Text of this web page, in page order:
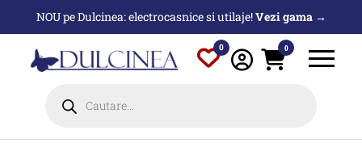
conținut
NOU pe Dulcinea: electrocasnice si utilaje!Vezi gama →
0 0
search